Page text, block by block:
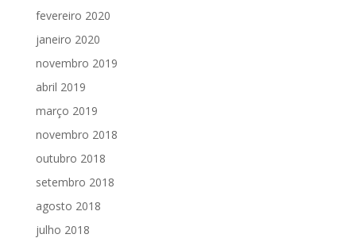
fevereiro 2020
janeiro 2020
novembro 2019
abril 2019
março 2019
novembro 2018
outubro 2018
setembro 2018
agosto 2018
julho 2018